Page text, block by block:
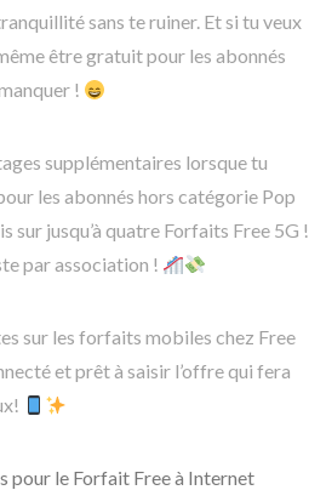
sans te ruiner. Et si tu veux
être gratuit pour les abonnés
!
supplémentaires lorsque tu
les abonnés hors catégorie Pop
jusqu’à quatre Forfaits Free 5G !
par association !
sur les forfaits mobiles chez Free
et prêt à saisir l’offre qui fera
pour le Forfait Free à Internet